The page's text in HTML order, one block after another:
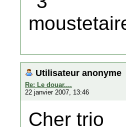
Utilisateur anonyme
Re: Le douar....
22 janvier 2007, 13:46
Cher trio